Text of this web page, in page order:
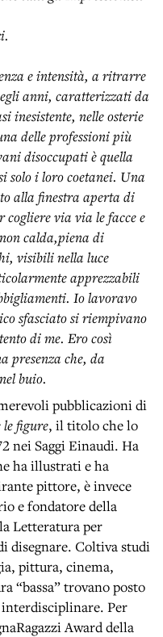
e intensità, a ritrarre
anni, caratterizzati da
inesistente, nelle osterie
delle professioni più
disoccupati è quella
solo i loro coetanei. Una
alla finestra aperta di
cogliere via via le facce e
calda,piena di
visibili nella luce
apprezzabili
Io lavoravo
sfasciato si riempivano
di me. Ero così
presenza che, da
buio.
pubblicazioni di
figure, il titolo che lo
nei Saggi Einaudi. Ha
ha illustrati e ha
pittore, è invece
e fondatore della
Letteratura per
disegnare. Coltiva studi
pittura, cinema,
“bassa” trovano posto
interdisciplinare. Per
Award della